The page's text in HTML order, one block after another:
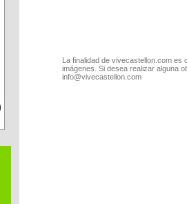
La finalidad de vivecastellon.com
imágenes. Si desea realizar alguna
info@vivecastellon.com